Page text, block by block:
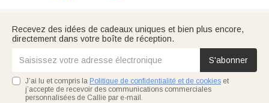
Recevez des idées de cadeaux uniques et bien plus encore,
directement dans votre boîte de réception.
S'abonner
J’ai lu et compris la Politique de confidentialité et de cookies et
j’accepte de recevoir des communications commerciales
personnalisées de Callie par e-mail.